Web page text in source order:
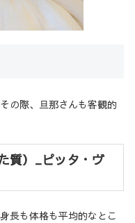
の際、旦那さんも客観的
質）_ピッタ・ヴ
長も体格も平均的なとこ